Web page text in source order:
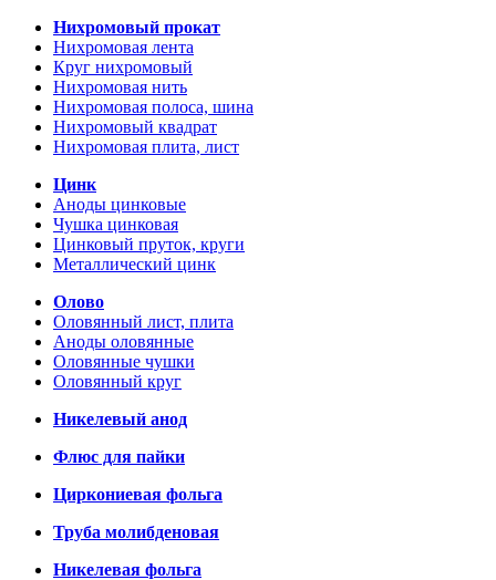
Нихромовый прокат
Нихромовая лента
Круг нихромовый
Нихромовая нить
Нихромовая полоса, шина
Нихромовый квадрат
Нихромовая плита, лист
Цинк
Аноды цинковые
Чушка цинковая
Цинковый пруток, круги
Металлический цинк
Олово
Оловянный лист, плита
Аноды оловянные
Оловянные чушки
Оловянный круг
Никелевый анод
Флюс для пайки
Циркониевая фольга
Труба молибденовая
Никелевая фольга